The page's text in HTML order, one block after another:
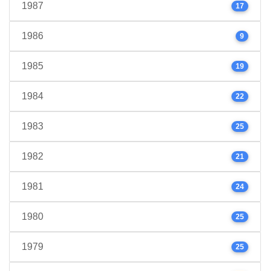
1987 17
1986 9
1985 19
1984 22
1983 25
1982 21
1981 24
1980 25
1979 25